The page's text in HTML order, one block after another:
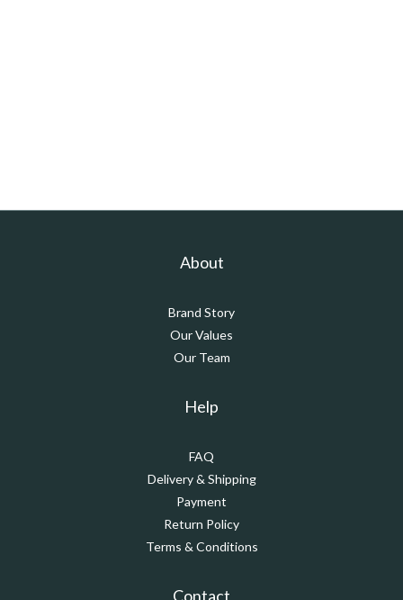
About
Brand Story
Our Values
Our Team
Help
FAQ
Delivery & Shipping
Payment
Return Policy
Terms & Conditions
Contact